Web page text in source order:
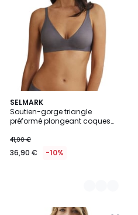
SELMARK
Soutien-gorge triangle
préformé plongeant coques
41,00 €
36,90 € -10%
2
Couleurs